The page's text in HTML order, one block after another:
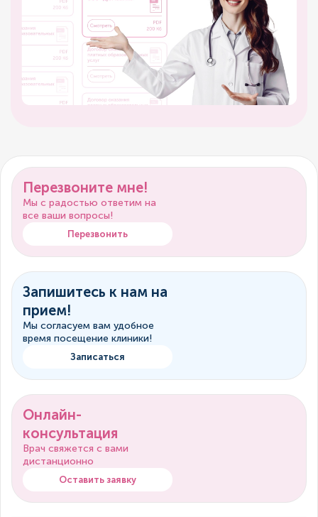
Перезвоните мне!
Мы с радостью ответим на
все ваши вопросы!
Перезвонить
Запишитесь к нам на
прием!
Мы согласуем вам удобное
время посещение клиники!
Записаться
Онлайн-
консультация
Врач свяжется с вами
дистанционно
Оставить заявку